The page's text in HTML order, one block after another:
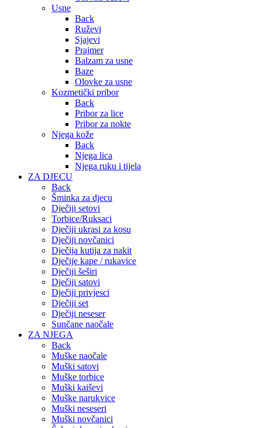
Usne
Back
Ruževi
Sjajevi
Prajmer
Balzam za usne
Baze
Olovke za usne
Kozmetički pribor
Back
Pribor za lice
Pribor za nokte
Njega kože
Back
Njega lica
Njega ruku i tijela
ZA DJECU
Back
Šminka za djecu
Dječiji setovi
Torbice/Ruksaci
Dječiji ukrasi za kosu
Dječiji novčanici
Dječija kutija za nakit
Dječije kape / rukavice
Dječiji šeširi
Dječiji satovi
Dječiji privjesci
Dječiji set
Dječiji neseser
Sunčane naočale
ZA NJEGA
Back
Muške naočale
Muški satovi
Muške torbice
Muški kaiševi
Muške narukvice
Muški neseseri
Muški novčanici